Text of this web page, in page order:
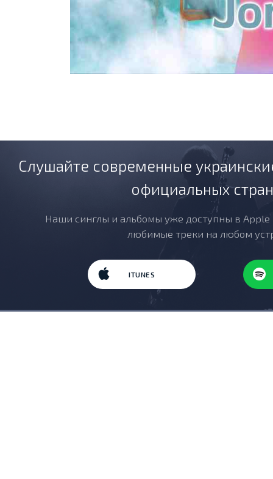
Слушайте современные
официальных
Наши синглы и альбомы уже доступны в Apple
любимые треки на любом
ITUNES